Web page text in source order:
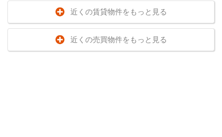
近くの賃貸物件をもっと見る
近くの売買物件をもっと見る